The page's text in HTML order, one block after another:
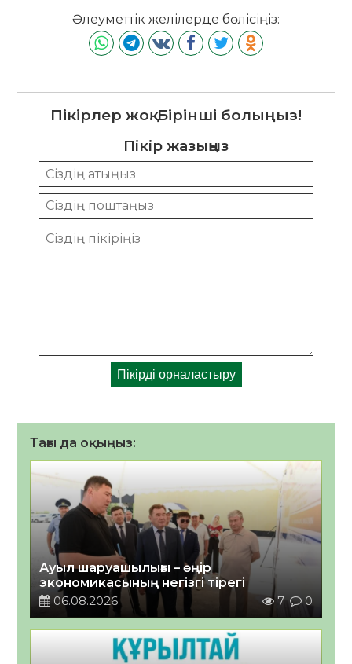
Әлеуметтік желілерде бөлісіңіз:
Пікірлер жоқ. Бірінші болыңыз!
Пікір жазыңыз
Тағы да оқыңыз:
Ауыл шаруашылығы – өңір
экономикасының негізгі тірегі
06.08.2026
7 0